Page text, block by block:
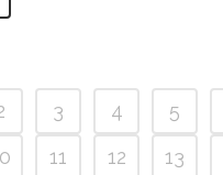
3 4 5
11 12 13